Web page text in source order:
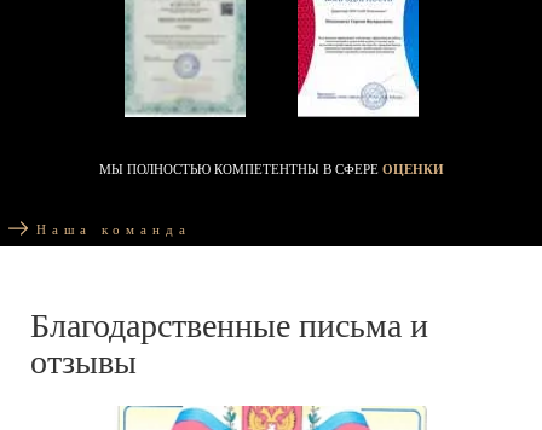
МЫ ПОЛНОСТЬЮ КОМПЕТЕНТНЫ В СФЕРЕ ОЦЕНКИ
Наша команда
Благодарственные письма и
отзывы